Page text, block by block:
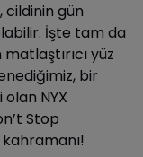
cildinin gün
İşte tam da
yüz
bir
NYX
Stop
kahramanı!